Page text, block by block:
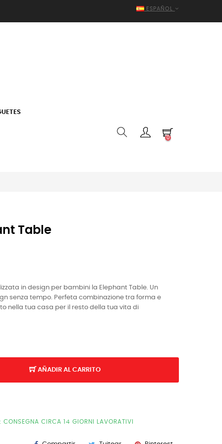
ESPAÑOL
0
Table
in design per bambini la Elephant Table. Un
senza tempo. Perfeta combinazione tra forma e
nella tua casa per il resto della tua vita di
AÑADIR AL CARRITO
CONSEGNA CIRCA 14 GIORNI LAVORATIVI